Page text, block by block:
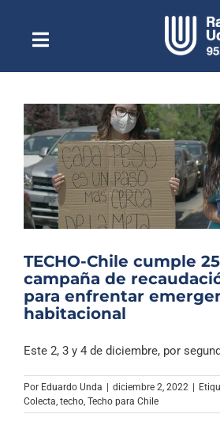
contenidoToggle
NavigationEscuchar Radio UdeC
Quiénes
Podcast
Noticias
Columnas
Música
TECHO-Chile cumple
campaña de
para enfrentar
habitacional
Este 2, 3 y 4 de diciembre, por
Por Eduardo Unda | diciembre 2, 2022 |
Colecta techo Techo para Chile